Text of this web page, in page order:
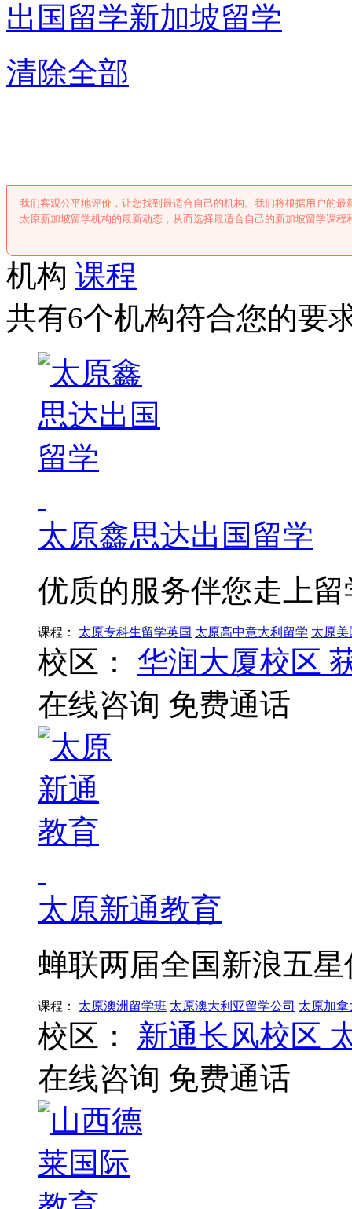
出国留学新加坡留学
清除全部
我们客观公平地评价，让您找到最适合自己的机构。我们将根据用户的
太原新加坡留学机构的最新动态，从而选择最适合自己的新加坡留学课程
机构 课程
共有6个机构符合您的要
太原鑫思达出国留学
优质的服务伴您走上
课程： 太原专科生留学英国 太原高中意大利留学 太原
校区： 华润大厦校区
在线咨询 免费通话
太原新通教育
蝉联两届全国新浪五
课程： 太原澳洲留学班 太原澳大利亚留学公司 太原加
校区： 新通长风校区
在线咨询 免费通话